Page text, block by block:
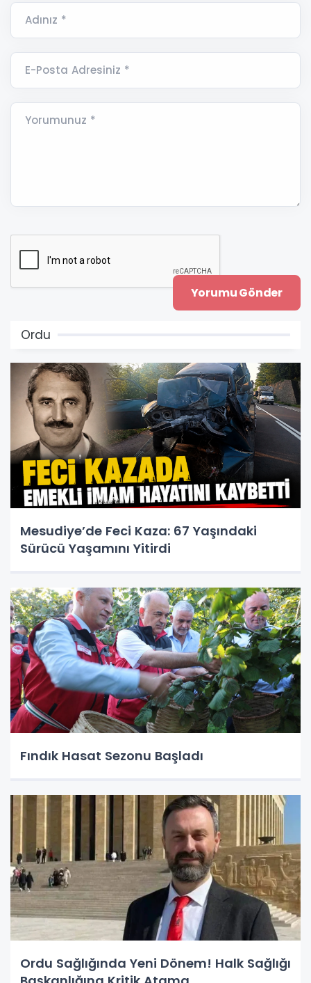
Adınız *
E-Posta Adresiniz *
Yorumunuz *
Ordu
Mesudiye’de Feci Kaza: 67 Yaşındaki
Sürücü Yaşamını Yitirdi
Fındık Hasat Sezonu Başladı
Ordu Sağlığında Yeni Dönem! Halk Sağlığı